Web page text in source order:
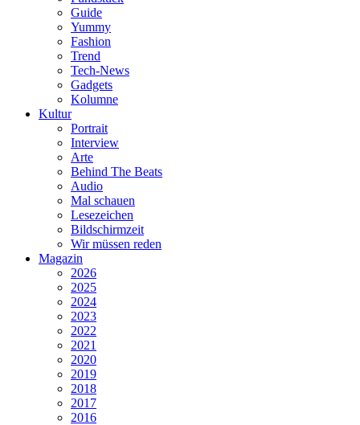
Guide
Yummy
Fashion
Trend
Tech-News
Gadgets
Kolumne
Kultur
Portrait
Interview
Arte
Behind The Beats
Audio
Mal schauen
Lesezeichen
Bildschirmzeit
Wir müssen reden
Magazin
2026
2025
2024
2023
2022
2021
2020
2019
2018
2017
2016